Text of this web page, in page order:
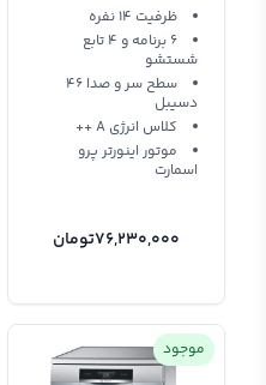
نقره ای سفیدظرفیت 14 نفره
6 برنامه و 4 تابع
شستشو
سطح سر و صدا 46
دسیبل
کلاس انرژی A ++
موتور اینورتر پرو
اسمارت
76,230,000تومان
موجود